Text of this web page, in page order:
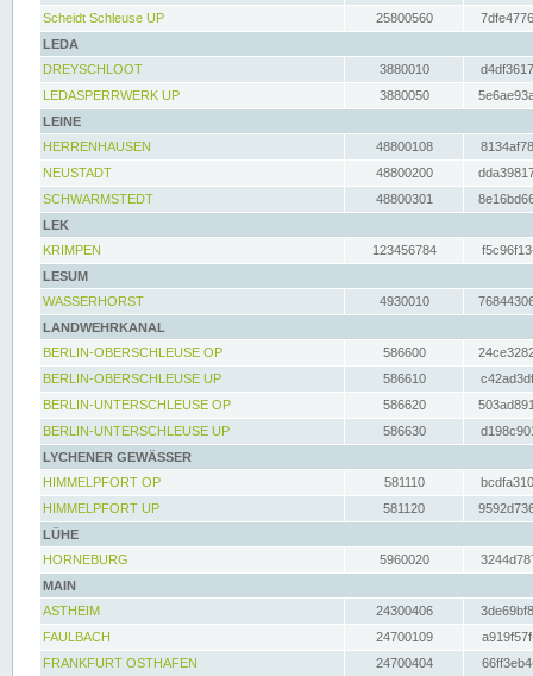
Scheidt Schleuse UP
25800560
LEDA
DREYSCHLOOT
3880010
LEDASPERRWERK UP
3880050
LEINE
HERRENHAUSEN
48800108
NEUSTADT
48800200
SCHWARMSTEDT
48800301
LEK
KRIMPEN
123456784
LESUM
WASSERHORST
4930010
LANDWEHRKANAL
BERLIN-OBERSCHLEUSE OP
586600
BERLIN-OBERSCHLEUSE UP
586610
BERLIN-UNTERSCHLEUSE OP
586620
BERLIN-UNTERSCHLEUSE UP
586630
LYCHENER GEWÄSSER
HIMMELPFORT OP
581110
HIMMELPFORT UP
581120
LÜHE
HORNEBURG
5960020
MAIN
ASTHEIM
24300406
FAULBACH
24700109
FRANKFURT OSTHAFEN
24700404